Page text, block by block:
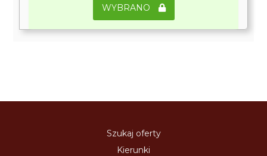
WYBRANO
Szukaj oferty
Kierunki